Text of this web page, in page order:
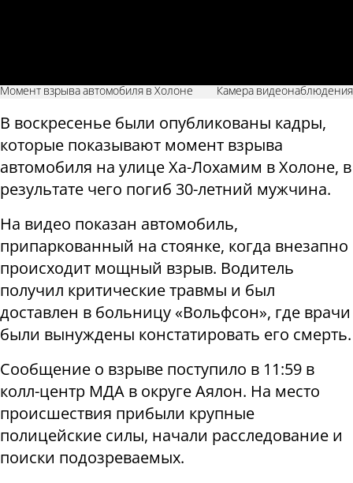
Момент взрыва автомобиля в Холоне Камера видеонаблюдения
В воскресенье были опубликованы кадры,
которые показывают момент взрыва
автомобиля на улице Ха-Лохамим в Холоне, в
результате чего погиб 30-летний мужчина.
На видео показан автомобиль,
припаркованный на стоянке, когда внезапно
происходит мощный взрыв. Водитель
получил критические травмы и был
доставлен в больницу «Вольфсон», где врачи
были вынуждены констатировать его смерть.
Сообщение о взрыве поступило в 11:59 в
колл-центр МДА в округе Аялон. На место
происшествия прибыли крупные
полицейские силы, начали расследование и
поиски подозреваемых.